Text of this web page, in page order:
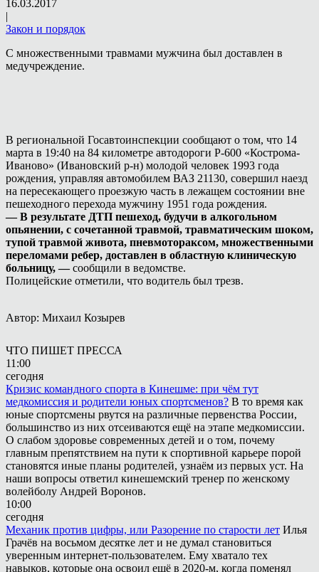
16.03.2017
|
Закон и порядок
С множественными травмами мужчина был доставлен в
медучреждение.
В региональной Госавтоинспекции сообщают о том, что 14
марта в 19:40 на 84 километре автодороги Р-600 «Кострома-
Иваново» (Ивановский р-н) молодой человек 1993 года
рождения, управляя автомобилем ВАЗ 21130, совершил наезд
на пересекающего проезжую часть в лежащем состоянии вне
пешеходного перехода мужчину 1951 года рождения.
— В результате ДТП пешеход, будучи в алкогольном
опьянении, с сочетанной травмой, травматическим шоком,
тупой травмой живота, пневмотораксом, множественными
переломами ребер, доставлен в областную клиническую
больницу, —сообщили в ведомстве.
Полицейские отметили, что водитель был трезв.
Автор: Михаил Козырев
ЧТО ПИШЕТ ПРЕССА
11:00
сегодня
Кризис командного спорта в Кинешме: при чём тут
медкомиссия и родители юных спортсменов? В то время как
юные спортсмены рвутся на различные первенства России,
большинство из них отсеиваются ещё на этапе медкомиссии.
О слабом здоровье современных детей и о том, почему
главным препятствием на пути к спортивной карьере порой
становятся иные планы родителей, узнаём из первых уст. На
наши вопросы ответил кинешемский тренер по женскому
волейболу Андрей Воронов.
10:00
сегодня
Механик против цифры, или Разорение по старости лет Илья
Грачёв на восьмом десятке лет и не думал становиться
уверенным интернет-пользователем. Ему хватало тех
навыков, которые она освоил ещё в 2020-м, когда поменял